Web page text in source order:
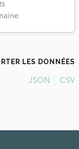
LES DONNÉES
JSON CSV